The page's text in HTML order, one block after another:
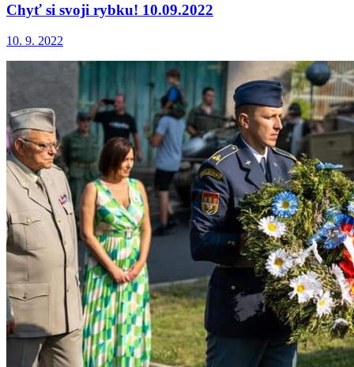
Chyť si svoji rybku! 10.09.2022
10. 9. 2022